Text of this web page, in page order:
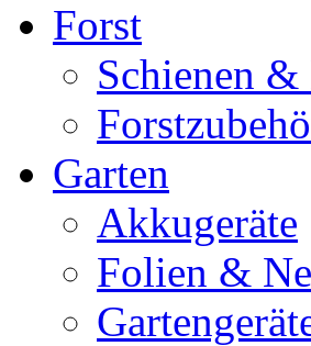
Forst
Schienen &
Garten
Akkugeräte
Folien &